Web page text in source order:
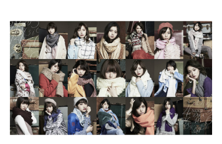
人気メンバー橋本奈々未の卒業ソングが過去最大の売
上！
人気メンバーで乃木坂御三家でもある「橋本奈々未」が乃木
坂卒業・引退を発表し、ラストシングルとなる「サヨナラの
意味」が乃木坂過去最高の売上となっている。
別れを惜しむファンが多く、これまでの彼女の活躍を称え
CDを購入するファンが多いのだろう。